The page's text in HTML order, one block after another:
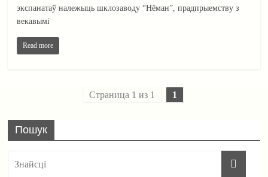
экспанатаў належыць шклозаводу “Нёман”, прадпрыемству з
векавымі
Read more
Страница 1 из 1 1
Пошук